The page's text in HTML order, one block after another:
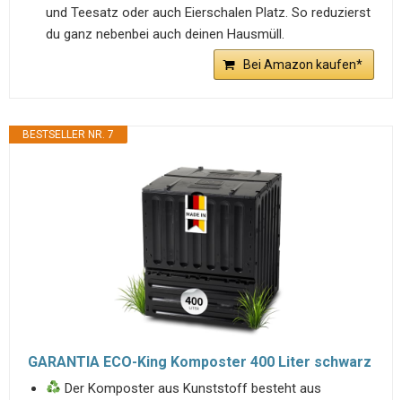
und Teesatz oder auch Eierschalen Platz. So reduzierst
du ganz nebenbei auch deinen Hausmüll.
Bei Amazon kaufen*
BESTSELLER NR. 7
GARANTIA ECO-King Komposter 400 Liter schwarz
Der Komposter aus Kunststoff besteht aus